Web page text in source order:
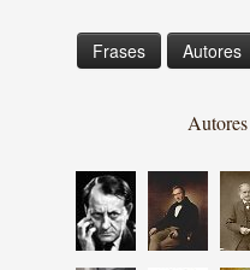
Frases Autores